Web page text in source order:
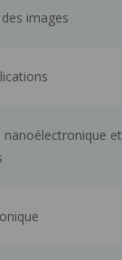
images
nanoélectronique et